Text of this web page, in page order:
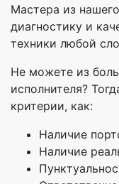
Мастера из
диагностику и
техники любой
Не можете из
исполнителя?
критерии, как:
Наличие
Наличие